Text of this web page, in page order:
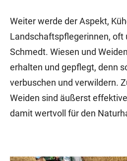
Weiter werde der Aspekt,
Landschaftspflegerinnen, oft
Schmedt. Wiesen und
erhalten und gepflegt, denn
verbuschen und verwildern.
Weiden sind äußerst
damit wertvoll für den